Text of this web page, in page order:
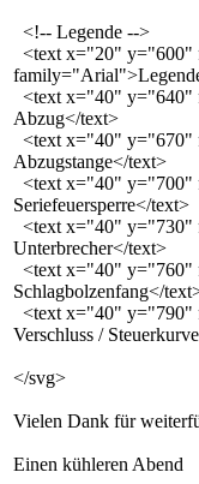
<!-- Legende -->
<text x="20" y="600"
<text x="40"
Abzug</text>
<text x="40"
Abzugstange</text>
<text x="40"
Seriefeuersperre</text>
<text x="40"
Unterbrecher</text>
<text x="40"
Schlagbolzenfang</
<text x="40"
Verschluss /
</svg>
Vielen Dank für
Einen kühleren Abend